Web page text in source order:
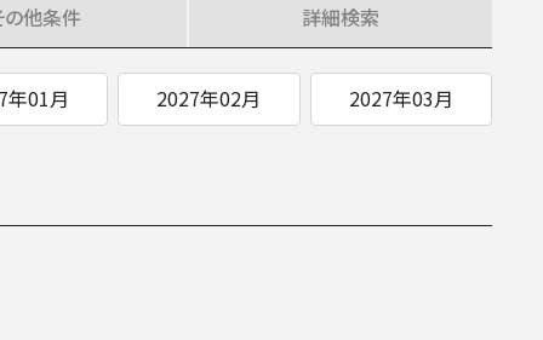
の他条件 詳細検索
年01月 2027年02月 2027年03月